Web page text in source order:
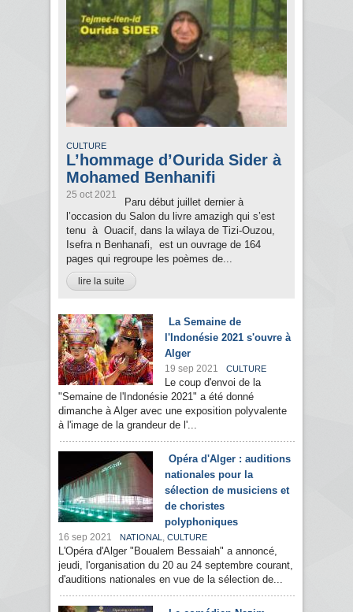
CULTURE
L’hommage d’Ourida Sider à
Mohamed Benhanifi
25 oct 2021
Paru début juillet dernier à
l’occasion du Salon du livre amazigh qui s’est
tenu à Ouacif, dans la wilaya de Tizi-Ouzou,
Isefra n Benhanafi, est un ouvrage de 164
pages qui regroupe les poèmes de...
lire la suite
La Semaine de
l'Indonésie 2021 s'ouvre à
Alger
19 sep 2021 CULTURE
Le coup d'envoi de la
"Semaine de l'Indonésie 2021" a été donné
dimanche à Alger avec une exposition polyvalente
à l'image de la grandeur de l'...
Opéra d'Alger : auditions
nationales pour la
sélection de musiciens et
de choristes
polyphoniques
16 sep 2021 NATIONAL , CULTURE
L'Opéra d'Alger "Boualem Bessaiah" a annoncé,
jeudi, l'organisation du 20 au 24 septembre courant,
d'auditions nationales en vue de la sélection de...